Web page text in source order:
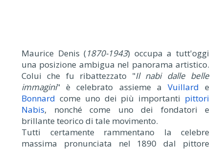
Maurice Denis (1870-1943) occupa a tutt'oggi
una posizione ambigua nel panorama artistico.
Colui che fu ribattezzato "Il nabi dalle belle
immagini" è celebrato assieme a Vuillard e
Bonnard come uno dei più importanti pittori
Nabis, nonché come uno dei fondatori e
brillante teorico di tale movimento.
Tutti certamente rammentano la celebre
massima pronunciata nel 1890 dal pittore